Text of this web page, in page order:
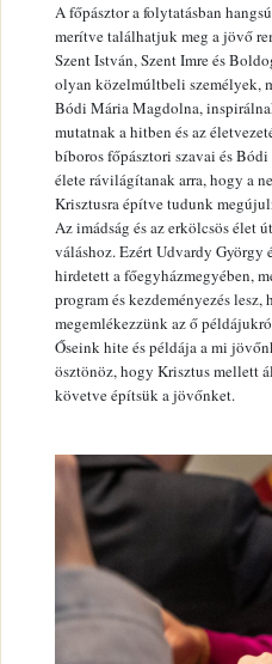
A főpásztor a folytatásban
merítve találhatjuk meg a jövő
Szent István, Szent Imre és
olyan közelmúltbeli személyek,
Bódi Mária Magdolna,
mutatnak a hitben és az
bíboros főpásztori szavai és
élete rávilágítanak arra, hogy a
Krisztusra építve tudunk
Az imádság és az erkölcsös élet
váláshoz. Ezért Udvardy György
hirdetett a főegyházmegyében,
program és kezdeményezés
megemlékezzünk az ő
Őseink hite és példája a mi
ösztönöz, hogy Krisztus mellett
követve építsük a jövőnket.